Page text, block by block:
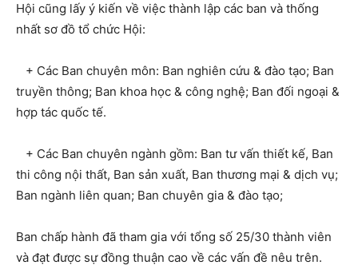
Hội cũng lấy ý kiến về việc thành lập các ban và thống
nhất sơ đồ tổ chức Hội:
+ Các Ban chuyên môn: Ban nghiên cứu & đào tạo; Ban
truyền thông; Ban khoa học & công nghệ; Ban đối ngoại &
hợp tác quốc tế.
+ Các Ban chuyên ngành gồm: Ban tư vấn thiết kế, Ban
thi công nội thất, Ban sản xuất, Ban thương mại & dịch vụ;
Ban ngành liên quan; Ban chuyên gia & đào tạo;
Ban chấp hành đã tham gia với tổng số 25/30 thành viên
và đạt được sự đồng thuận cao về các vấn đề nêu trên.